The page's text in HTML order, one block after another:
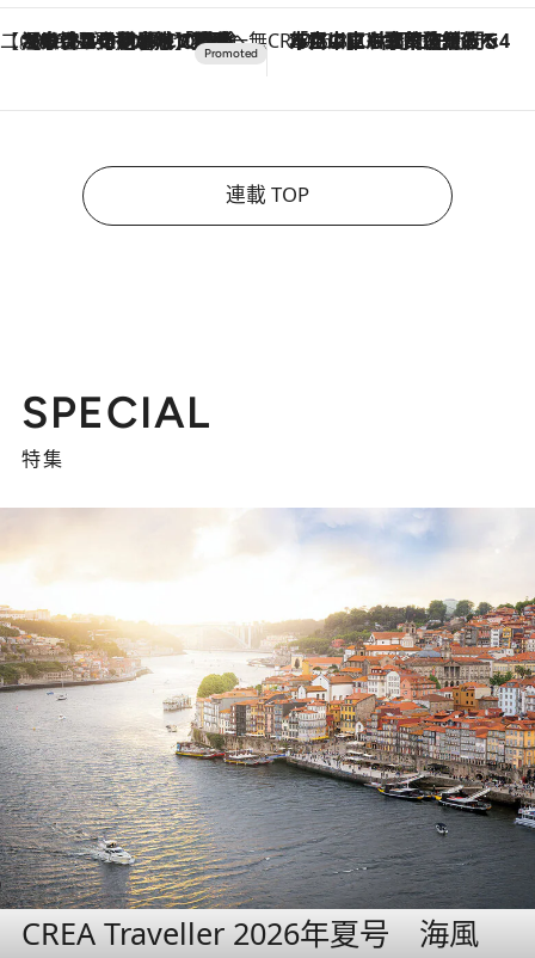
【CREA×星野リゾート】唯一無二。癒しと発見が待つ場所へ
2026.8.7
【トンボの足水浴】ヒノキの香りに包まれて涼感マックス！約13℃の湧水かけ流しを避暑地「星野温泉 トンボの湯」で体験 CREA'S CHOICE
2026.8.7
「立川にも歌舞伎があるんだよ」 片岡仁左衛門・市川中車ら豪華座組みで4年目の立川立飛歌舞伎へ
連載 TOP
SPECIAL
特集
CREA Traveller 2026年夏号 海風